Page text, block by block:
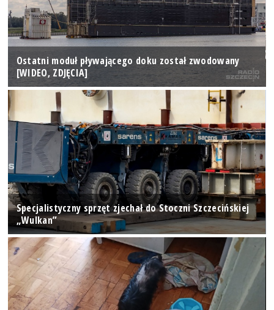
Ostatni moduł pływającego doku został zwodowany
[WIDEO, ZDJĘCIA]
Specjalistyczny sprzęt zjechał do Stoczni Szczecińskiej
„Wulkan”